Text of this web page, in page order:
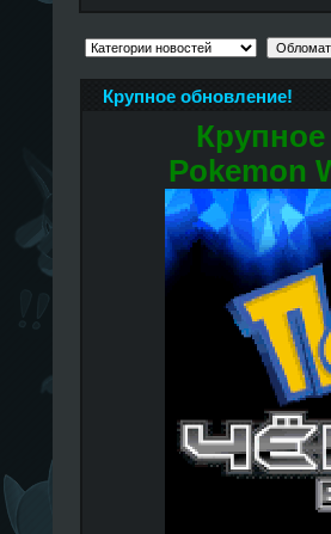
Крупное обновление!
Pokemon